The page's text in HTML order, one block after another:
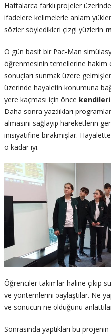
Haftalarca farklı projeler üzerinde
ifadelere kelimelerle anlam
sözler söyledikleri çizgi yüzlerin
O gün basit bir Pac-Man
öğrenmesinin temellerine hakim
sonuçları sunmak üzere
üzerinde hayaletin konumuna
yere kaçması için önce
Daha sonra yazdıkları
almasını sağlayıp hareketlerin
inisiyatifine bırakmışlar.
o kadar iyi.
Öğrenciler takımlar haline çıkıp
ve yöntemlerini paylaştılar. Ne
ve sonucun ne olduğunu
Sonrasında yaptıkları bu projenin